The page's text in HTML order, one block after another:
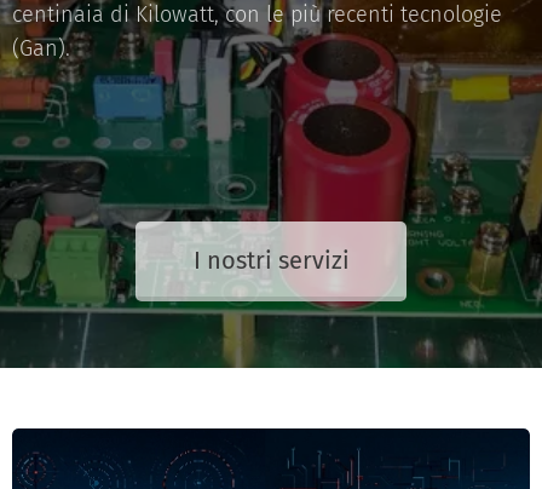
centinaia di Kilowatt, con le più recenti tecnologie
(Gan).
I nostri servizi